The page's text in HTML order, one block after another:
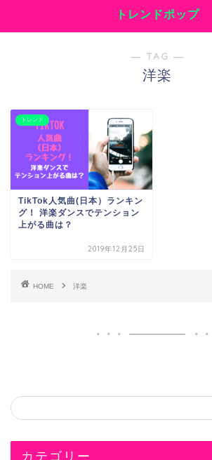
トレンドポップ
― TAG ―
洋楽
トレンド
TikTok人気曲(日本）ランキン
グ！ 洋楽ダンスでテンション
上がる曲は？
2019年12月25日
HOME 洋楽
カテゴリー